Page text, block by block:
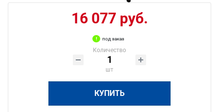
16 077 руб.
под заказ
Количество
шт
КУПИТЬ